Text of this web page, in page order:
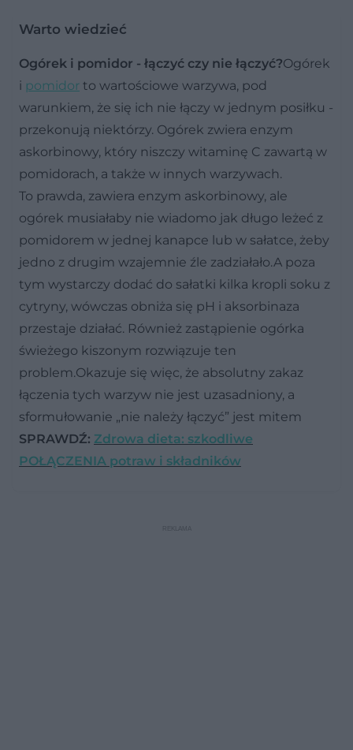
Warto wiedzieć
Ogórek i pomidor - łączyć czy nie łączyć?Ogórek
i pomidor to wartościowe warzywa, pod
warunkiem, że się ich nie łączy w jednym posiłku -
przekonują niektórzy. Ogórek zwiera enzym
askorbinowy, który niszczy witaminę C zawartą w
pomidorach, a także w innych warzywach.
To prawda, zawiera enzym askorbinowy, ale
ogórek musiałaby nie wiadomo jak długo leżeć z
pomidorem w jednej kanapce lub w sałatce, żeby
jedno z drugim wzajemnie źle zadziałało.A poza
tym wystarczy dodać do sałatki kilka kropli soku z
cytryny, wówczas obniża się pH i aksorbinaza
przestaje działać. Również zastąpienie ogórka
świeżego kiszonym rozwiązuje ten
problem.Okazuje się więc, że absolutny zakaz
łączenia tych warzyw nie jest uzasadniony, a
sformułowanie „nie należy łączyć” jest mitem
SPRAWDŹ: Zdrowa dieta: szkodliwe
POŁĄCZENIA potraw i składników